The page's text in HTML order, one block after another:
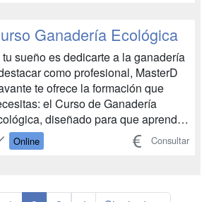
para ser un magnífico
de...
Ganadería Ecológica
sueño es dedicarte a la ganadería
como profesional, MasterD
te ofrece la formación que
el Curso de Ganadería
diseñado para que aprendas
lo esencial para triunfar en el
rural. Además, completarás tu
aplic...
Online Consultar